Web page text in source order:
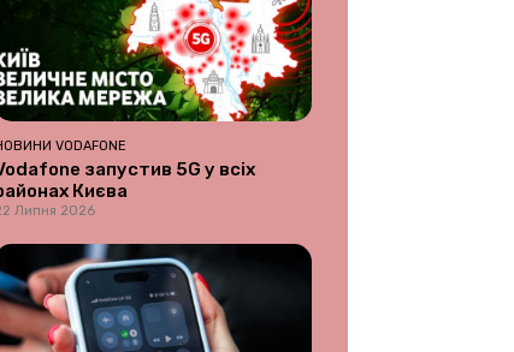
VODAFONE
запустив 5G у всіх
Києва
Липня 2026